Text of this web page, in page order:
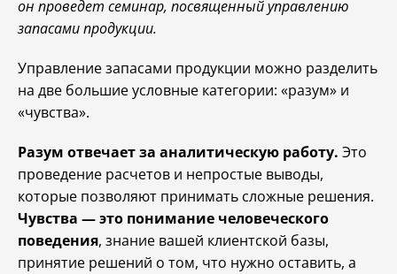
он проведет семинар, посвященный управлению
запасами продукции.
Управление запасами продукции можно разделить
на две большие условные категории: «разум» и
«чувства».
Разум отвечает за аналитическую работу. Это
проведение расчетов и непростые выводы,
которые позволяют принимать сложные решения.
Чувства — это понимание человеческого
поведения, знание вашей клиентской базы,
принятие решений о том, что нужно оставить, а